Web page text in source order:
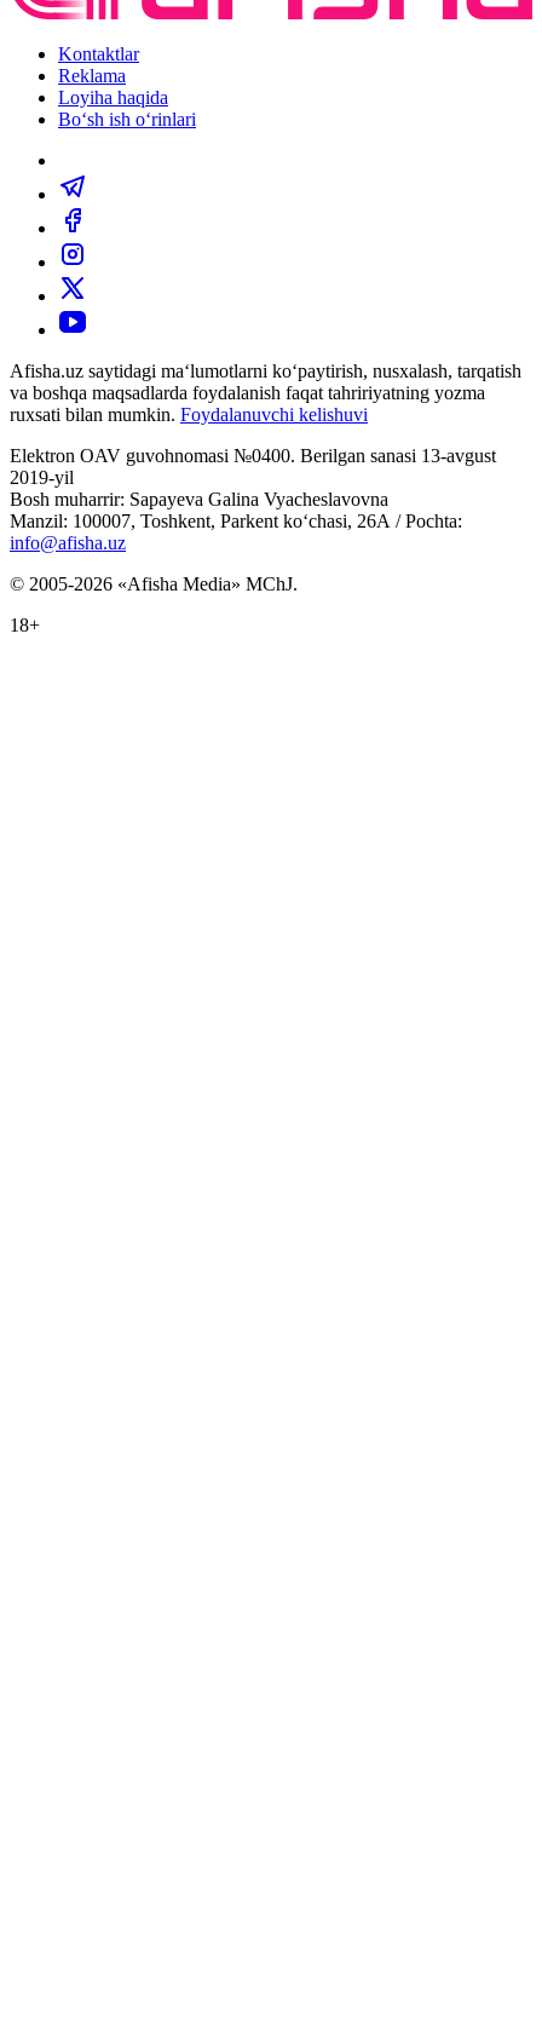
Kontaktlar
Reklama
Loyiha haqida
Bo‘sh ish o‘rinlari
Afisha.uz saytidagi ma‘lumotlarni ko‘paytirish, nusxalash, tarqatish
va boshqa maqsadlarda foydalanish faqat tahririyatning yozma
ruxsati bilan mumkin. Foydalanuvchi kelishuvi
Elektron OAV guvohnomasi №0400. Berilgan sanasi 13-avgust
2019-yil
Bosh muharrir: Sapayeva Galina Vyacheslavovna
Manzil: 100007, Toshkent, Parkent ko‘chasi, 26А / Pochta:
info@afisha.uz
© 2005-2026 «Afisha Media» MChJ.
18+